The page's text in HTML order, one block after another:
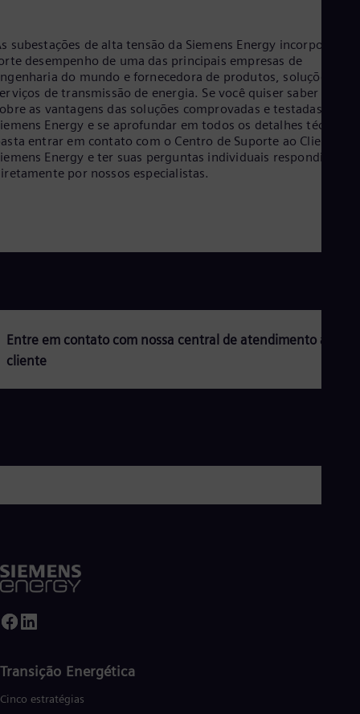
subestações de alta tensão da Siemens Energy incorporam o
desempenho de uma das principais empresas de
do mundo e fornecedora de produtos, soluções e
de transmissão de energia. Se você quiser saber mais
as vantagens das soluções comprovadas e testadas pela
Energy e se aprofundar em todos os detalhes técnicos,
entrar em contato com o Centro de Suporte ao Cliente da
Energy e ter suas perguntas individuais respondidas
por nossos especialistas.
Entre em contato com nossa central de atendimento ao
cliente
Transição Energética
Cinco estratégias